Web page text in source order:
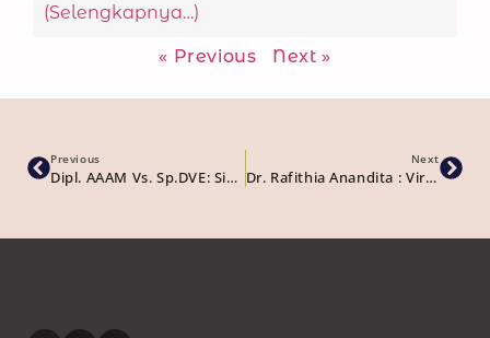
(Selengkapnya…)
« Previous Next »
Previous
Dipl. AAAM Vs. Sp.DVE: Siapa Yang Paling Tepat Untuk Perawatan Kulitmu?
Next
Dr. Rafithia Anandita : Viral Salmon DNA Di TikTok. Duel Rejuran Vs Vitaran Vs Nucleofill